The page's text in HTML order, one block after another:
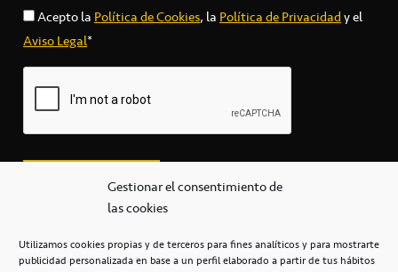
Gestionar el consentimiento de
las cookies
Utilizamos cookies propias y de terceros para fines analíticos y para mostrarte
publicidad personalizada en base a un perfil elaborado a partir de tus hábitos
Acepto laPolítica de Cookies, laPolítica de Privacidady el
Aviso Legal*